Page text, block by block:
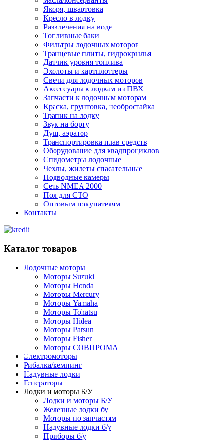
Якоря, швартовка
Кресло в лодку
Развлечения на воде
Топливные баки
Фильтры лодочных моторов
Транцевые плиты, гидрокрылья
Датчик уровня топлива
Эхолоты и картплоттеры
Cвечи для лодочных моторов
Аксессуары к лодкам из ПВХ
Запчасти к лодочным моторам
Краска, грунтовка, необростайка
Трапик на лодку
Звук на борту
Душ, аэратор
Транспортировка плав средств
Оборудование для квадпроциклов
Спидометры лодочные
Чехлы, жилеты спасательные
Подводные камеры
Сеть NMEA 2000
Пол для СТО
Оптовым покупателям
Контакты
Каталог товаров
Лодочные моторы
Моторы Suzuki
Моторы Honda
Моторы Mercury
Моторы Yamaha
Моторы Tohatsu
Моторы Hidea
Моторы Parsun
Моторы Fisher
Моторы СОВПРОМА
Электромоторы
Рибалка/кемпинг
Надувные лодки
Генераторы
Лодки и моторы Б/У
Лодки и моторы Б/У
Железные лодки бу
Моторы по запчастям
Надувные лодки б/у
Приборы б/у